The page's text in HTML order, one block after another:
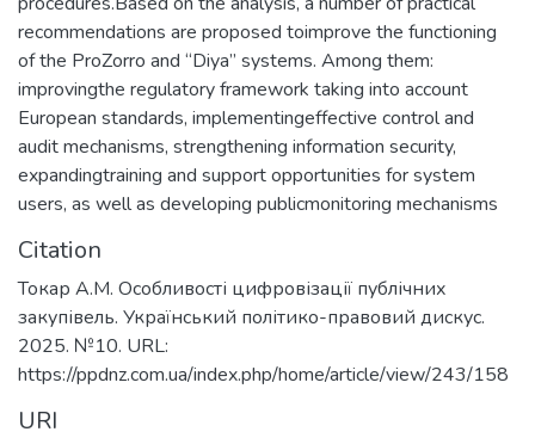
recommendations are proposed toimprove the functioning
of the ProZorro and “Diya” systems. Among them:
improvingthe regulatory framework taking into account
European standards, implementingeffective control and
audit mechanisms, strengthening information security,
expandingtraining and support opportunities for system
users, as well as developing publicmonitoring mechanisms
Citation
Токар А.М. Особливості цифровізації публічних
закупівель. Український політико-правовий дискус.
2025. №10. URL:
https://ppdnz.com.ua/index.php/home/article/view/243/158
URI